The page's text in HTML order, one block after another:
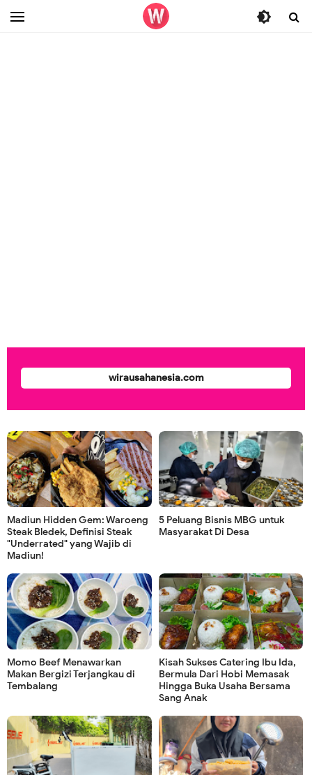
wirausahanesia.com
Madiun Hidden Gem: Waroeng
Steak Bledek, Definisi Steak
"Underrated" yang Wajib di
Madiun!
5 Peluang Bisnis MBG untuk
Masyarakat Di Desa
Momo Beef Menawarkan
Makan Bergizi Terjangkau di
Tembalang
Kisah Sukses Catering Ibu Ida,
Bermula Dari Hobi Memasak
Hingga Buka Usaha Bersama
Sang Anak